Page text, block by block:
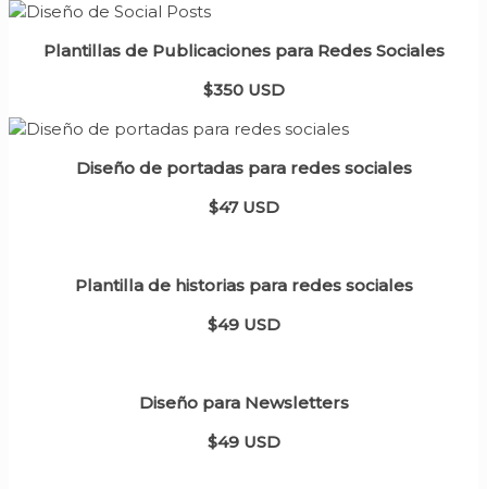
Plantillas de Publicaciones para Redes Sociales
$350 USD
Diseño de portadas para redes sociales
$47 USD
Plantilla de historias para redes sociales
$49 USD
Diseño para Newsletters
$49 USD